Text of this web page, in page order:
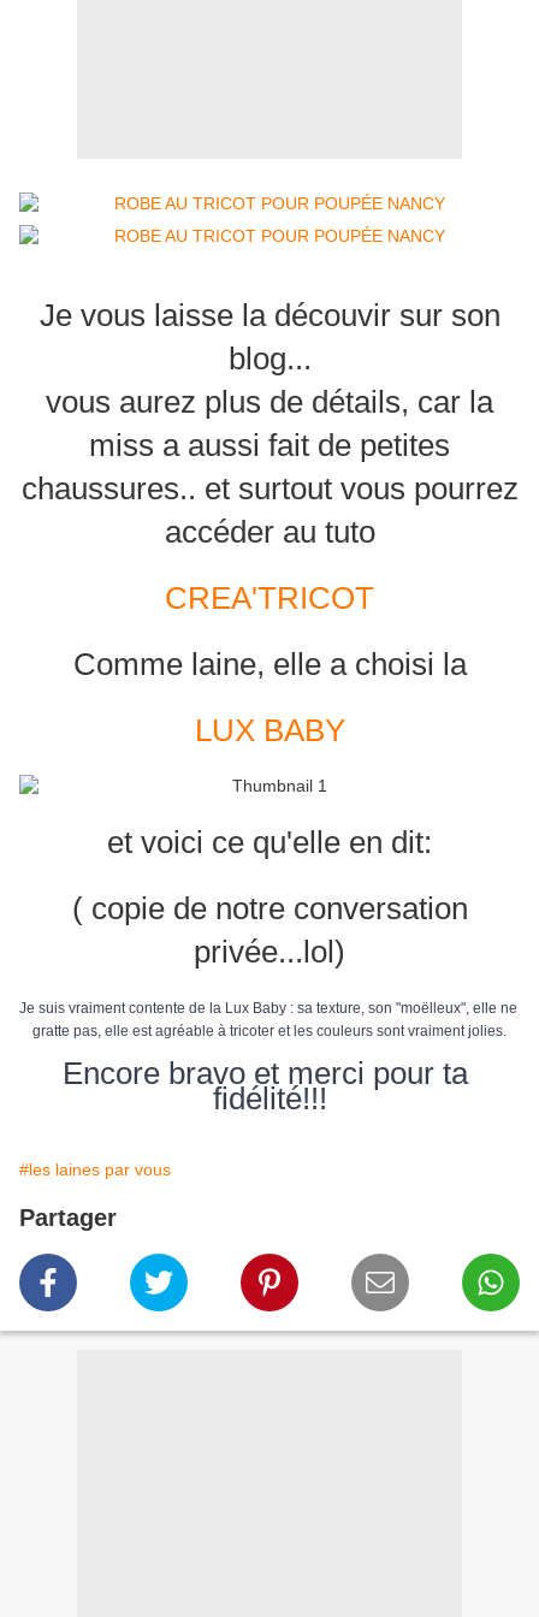
Je vous laisse la découvir sur son
blog...
vous aurez plus de détails, car la
miss a aussi fait de petites
chaussures.. et surtout vous pourrez
accéder au tuto
CREA'TRICOT
Comme laine, elle a choisi la
LUX BABY
et voici ce qu'elle en dit:
( copie de notre conversation
privée...lol)
Je suis vraiment contente de la Lux Baby : sa texture, son "moëlleux", elle ne
gratte pas, elle est agréable à tricoter et les couleurs sont vraiment jolies.
Encore bravo et merci pour ta
fidélité!!!
#les laines par vous
Partager